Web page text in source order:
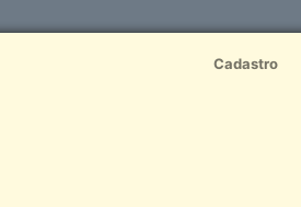
Cadastro